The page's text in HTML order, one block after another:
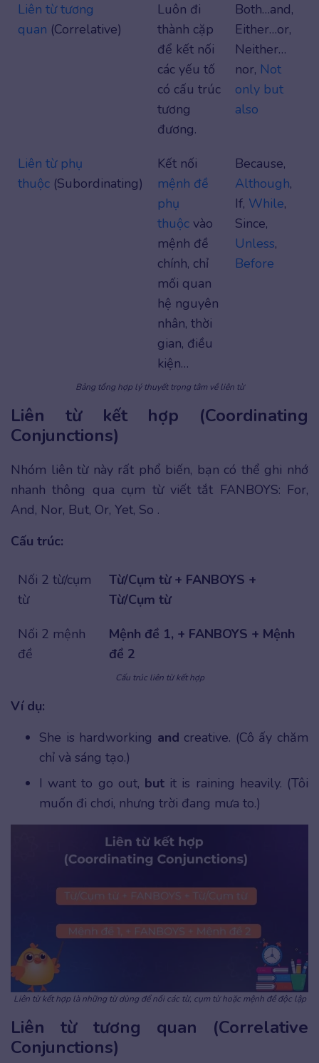
Liên từ tương
quan (Correlative)
Luôn đi
thành cặp
để kết nối
các yếu tố
có cấu trúc
tương
đương.
Both…and,
Either…or,
Neither…
nor, Not
only but
also
Liên từ phụ
thuộc (Subordinating)
Kết nối
mệnh đề
phụ
thuộc vào
mệnh đề
chính, chỉ
mối quan
hệ nguyên
nhân, thời
gian, điều
kiện…
Because,
Although,
If, While,
Since,
Unless,
Before
Bảng tổng hợp lý thuyết trọng tâm về liên từ
Liên từ kết hợp (Coordinating
Conjunctions)
Nhóm liên từ này rất phổ biến, bạn có thể ghi nhớ
nhanh thông qua cụm từ viết tắt FANBOYS: For,
And, Nor, But, Or, Yet, So .
Cấu trúc:
Nối 2 từ/cụm
từ
Từ/Cụm từ + FANBOYS +
Từ/Cụm từ
Nối 2 mệnh
đề
Mệnh đề 1, + FANBOYS + Mệnh
đề 2
Cấu trúc liên từ kết hợp
Ví dụ:
She is hardworking and creative. (Cô ấy chăm
chỉ và sáng tạo.)
I want to go out, but it is raining heavily. (Tôi
muốn đi chơi, nhưng trời đang mưa to.)
Liên từ kết hợp là những từ dùng để nối các từ, cụm từ hoặc mệnh đề độc lập
Liên từ tương quan (Correlative
Conjunctions)